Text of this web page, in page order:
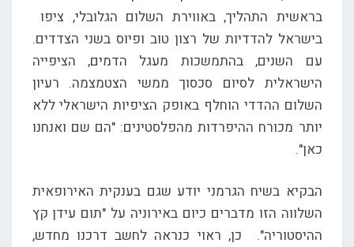
בראשית התהליך, באווירת השלום הגלובלי, ציפו
בישראל להדדיות של רצון טוב ופיוס בשני הצדדים.
עם השנים, בהתמשכות מעגל הדמים, הציפייה
הישראלית לסיום סכסוך ממשי הצטמצמה. רעיון
השלום ההדדי הוחלף באופק הציפיות הישראלי ללא
יותר מכורח ההיפרדות מהפלסטינים: "הם שם ואנחנו
כאן".
הבקיא בשיח הגרמני יודע שגם בענקית האירופאית
השלווה הזו מדברים כיום באירוניה על "תום עידן קץ
ההיסטוריה". כן, ראוי כנראה לחשב דרכנו מחדש,